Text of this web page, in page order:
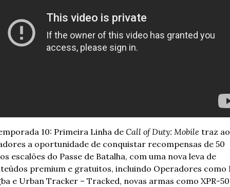
10: Primeira Linha de Call of Duty: Mobile traz
a oportunidade de conquistar recompensas de 50
escalões do Passe de Batalha, com uma nova leva de
premium e gratuitos, incluindo Operadores como
e Urban Tracker – Tracked, novas armas como XPR-